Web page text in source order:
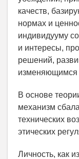
качеств,
нормах и
индивидууму
и интересы,
решений,
изменяющимся
В основе
механизм
технических
этических
Личность, как